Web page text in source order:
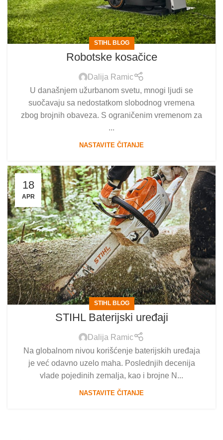
STIHL BLOG
Robotske kosačice
Dalija Ramic
U današnjem užurbanom svetu, mnogi ljudi se
suočavaju sa nedostatkom slobodnog vremena
zbog brojnih obaveza. S ograničenim vremenom za
...
NASTAVITE ČITANJE
18
APR
STIHL BLOG
STIHL Baterijski uređaji
Dalija Ramic
Na globalnom nivou korišćenje baterijskih uređaja
je već odavno uzelo maha. Poslednjih decenija
vlade pojedinih zemalja, kao i brojne N...
NASTAVITE ČITANJE